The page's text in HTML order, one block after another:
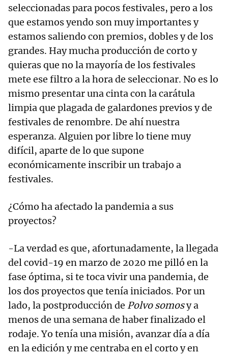
seleccionadas para pocos festivales, pero a los
que estamos yendo son muy importantes y
estamos saliendo con premios, dobles y de los
grandes. Hay mucha producción de corto y
quieras que no la mayoría de los festivales
mete ese filtro a la hora de seleccionar. No es lo
mismo presentar una cinta con la carátula
limpia que plagada de galardones previos y de
festivales de renombre. De ahí nuestra
esperanza. Alguien por libre lo tiene muy
difícil, aparte de lo que supone
económicamente inscribir un trabajo a
festivales.
¿Cómo ha afectado la pandemia a sus
proyectos?
-La verdad es que, afortunadamente, la llegada
del covid-19 en marzo de 2020 me pilló en la
fase óptima, si te toca vivir una pandemia, de
los dos proyectos que tenía iniciados. Por un
lado, la postproducción de Polvo somosy a
menos de una semana de haber finalizado el
rodaje. Yo tenía una misión, avanzar día a día
en la edición y me centraba en el corto y en